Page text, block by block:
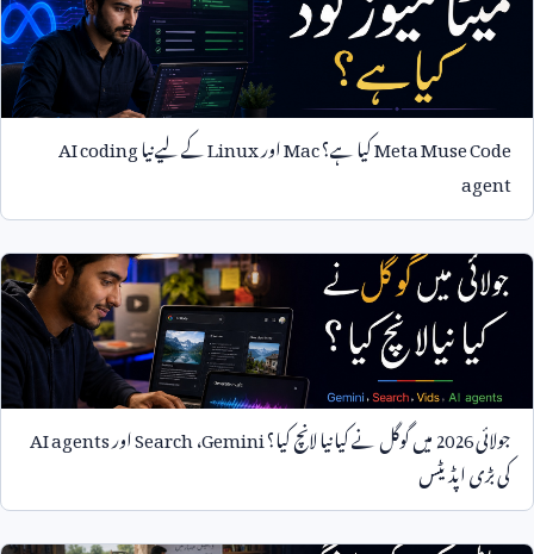
Meta Muse Codeکیا ہے؟MacاورLinuxکے لیے نیاAI coding
agent
جولائی2026میں گوگل نے کیا نیا لانچ کیا؟Gemini،SearchاورAI agents
کی بڑی اپڈیٹس